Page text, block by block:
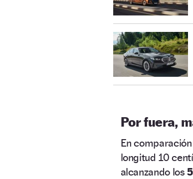
Por fuera,
En
longitud 10
alcanzando los